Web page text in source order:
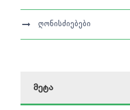
ღონისძიებები
მეტა